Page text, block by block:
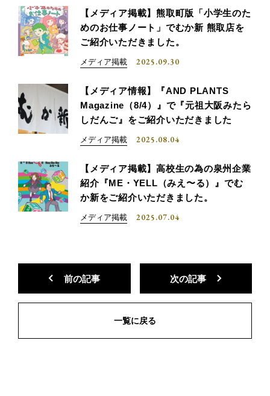
【メディア掲載】熊取町版「小学生のた
めのお仕事ノート」でむか新 熊取店を
ご紹介いただきました。
メディア掲載 2025.09.30
【メディア情報】『AND PLANTS
Magazine（8/4）』で『元祖大阪みたら
しだんご』をご紹介いただきました
メディア掲載 2025.08.04
【メディア掲載】高校生の為の泉州企業
紹介『ME・YELL（みえ〜る）』でむ
か新をご紹介いただきました。
メディア掲載 2025.07.04
前の記事
一覧に戻る
次の記事